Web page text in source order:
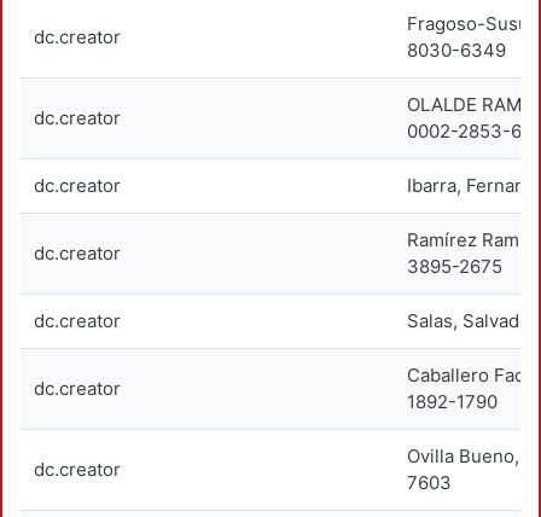
dc.creator
Fragoso-
8030-6349
dc.creator
OLALDE
0002-2853-
dc.creator Ibarra,
dc.creator
Ramírez
3895-2675
dc.creator Salas,
dc.creator
Caballero
1892-1790
dc.creator
Ovilla Bueno,
7603